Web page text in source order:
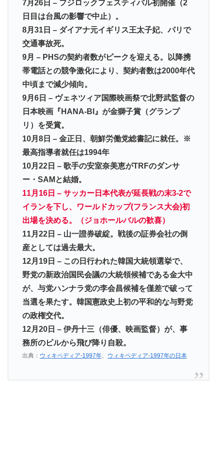
7月26日 – フジロックフェスティバル初開催（2
日目は台風の影響で中止）。
8月31日 – ダイアナ元イギリス王太子妃、パリで
交通事故死。
9月 – PHSの契約者数がピークを迎える。以降携
帯電話との競争激化により、契約者数は2000年代
中頃まで減少傾向。
9月6日 – ヴェネツィア国際映画祭で北野武監督の
日本映画『HANA-BI』が金獅子賞（グランプ
リ）を受賞。
10月8日 – 金正日、朝鮮労働党総書記に就任。※
最高指導者就任は1994年
10月22日 – 歌手の安室奈美恵がTRFのダンサ
ー・SAMと結婚。
11月16日 – サッカー日本代表が延長戦の末3-2で
イランを下し、ワールドカップ(フランス大会)初
出場を決める。（ジョホールバルの歓喜）
11月22日 – 山一證券破綻。戦後の証券会社の倒
産としては過去最大。
12月19日 – この日行われた韓国大統領選挙で、
野党の新政治国民会議の大統領候補である金大中
が、与党ハンナラ党の李会昌候補を僅差で破って
当選を果たす。韓国憲政史上初の平和的な与野党
の政権交代。
12月20日 – 伊丹十三（俳優、映画監督）が、事
務所のビルから飛び降り自殺。
出典： ウィキペディア-1997年、 ウィキペディア-1997年の日本